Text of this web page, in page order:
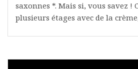
saxonnes *. Mais si, vous savez !
plusieurs étages avec de la